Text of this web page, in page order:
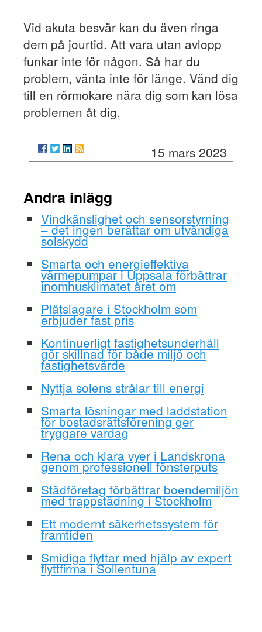
Vid akuta besvär kan du även ringa
dem på jourtid. Att vara utan avlopp
funkar inte för någon. Så har du
problem, vänta inte för länge. Vänd dig
till en rörmokare nära dig som kan lösa
problemen åt dig.
15 mars 2023
Andra inlägg
Vindkänslighet och sensorstyrning
– det ingen berättar om utvändiga
solskydd
Smarta och energieffektiva
värmepumpar i Uppsala förbättrar
inomhusklimatet året om
Plåtslagare i Stockholm som
erbjuder fast pris
Kontinuerligt fastighetsunderhåll
gör skillnad för både miljö och
fastighetsvärde
Nyttja solens strålar till energi
Smarta lösningar med laddstation
för bostadsrättsförening ger
tryggare vardag
Rena och klara vyer i Landskrona
genom professionell fönsterputs
Städföretag förbättrar boendemiljön
med trappstädning i Stockholm
Ett modernt säkerhetssystem för
framtiden
Smidiga flyttar med hjälp av expert
flyttfirma i Sollentuna